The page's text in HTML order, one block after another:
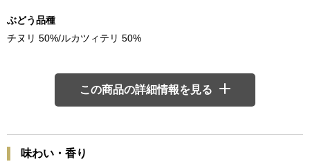
ぶどう品種
チヌリ 50%/ルカツィテリ 50%
この商品の詳細情報を見る
味わい・香り